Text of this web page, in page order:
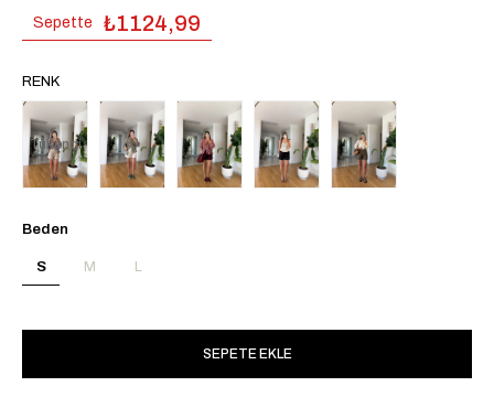
Sepette ₺1124,99
RENK
Tükendi
Beden
S M L